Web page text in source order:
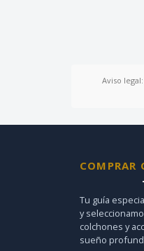
Aviso
COMPRAR
Tu guía
y
colchones y
sueño